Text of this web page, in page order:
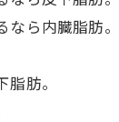
なら内臓脂肪。
脂肪。